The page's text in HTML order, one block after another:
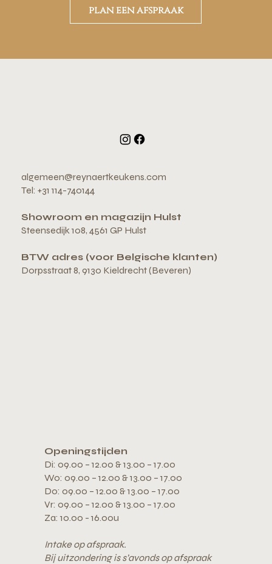
plan een afspraak
algemeen@reynaertkeukens.com
Tel: +31 114-740144
Showroom en magazijn Hulst
Steensedijk 108, 4561 GP Hulst
BTW adres (voor Belgische klanten)
Dorpsstraat 8, 9130 Kieldrecht (Beveren)
Openingstijden
Di: 09.00 – 12.00 & 13.00 – 17.00
Wo: 09.00 – 12.00 & 13.00 – 17.00
Do: 09.00 – 12.00 & 13.00 – 17.00
Vr: 09.00 – 12.00 & 13.00 – 17.00
Za: 10.00 - 16.00u
Intake op afspraak.
Bij uitzondering is s’avonds op afspraak